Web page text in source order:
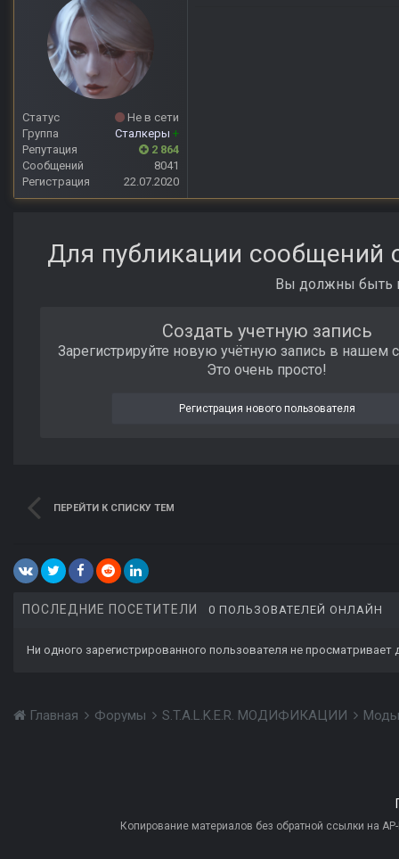
Статус
Не в сети
Группа
Сталкеры +
Репутация
2 864
Сообщений
8041
Регистрация
22.07.2020
Для публикации сообщений
Вы должны быть
Создать учетную запись
Зарегистрируйте новую учётную запись в нашем
Это очень просто!
Регистрация нового пользователя
ПЕРЕЙТИ К СПИСКУ ТЕМ
ПОСЛЕДНИЕ ПОСЕТИТЕЛИ 0 ПОЛЬЗОВАТЕЛЕЙ ОНЛАЙН
Ни одного зарегистрированного пользователя не просматривает
Главная Форумы S.T.A.L.K.E.R. МОДИФИКАЦИИ
Копирование материалов без обратной ссылки на